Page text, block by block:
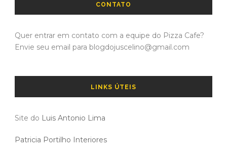
CONTATO
Quer entrar em contato com a equipe do Pizza Cafe?
Envie seu email para blogdojuscelino@gmail.com
LINKS ÚTEIS
Site do Luis Antonio Lima
Patricia Portilho Interiores